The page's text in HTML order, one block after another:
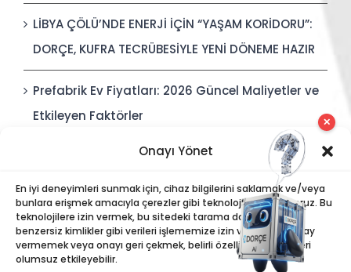
Onayı Yönet
En iyi deneyimleri sunmak için, cihaz bilgilerini saklamak ve/veya
bunlara erişmek amacıyla çerezler gibi teknolojiler kullanıyoruz. Bu
teknolojilere izin vermek, bu sitedeki tarama davranışı veya
benzersiz kimlikler gibi verileri işlememize izin verecektir. Onay
vermemek veya onayı geri çekmek, belirli özellikleri ve işlevleri
olumsuz etkileyebilir.
LİBYA ÇÖLÜ’NDE ENERJİ İÇİN “YAŞAM KORİDORU”:
DORÇE, KUFRA TECRÜBESİYLE YENİ DÖNEME HAZIR
Prefabrik Ev Fiyatları: 2026 Güncel Maliyetler ve
Etkileyen Faktörler
Polis Karakolları: Güvenli, Entegre ve Hızlı İnşa
Edilebilir Kamu Güvenliği Yapıları
✕